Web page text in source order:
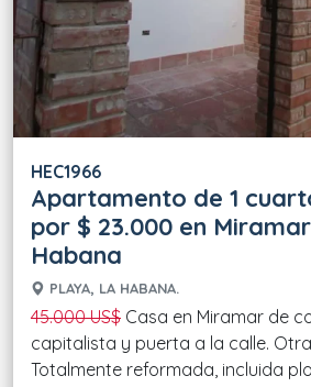
HEC1966
Apartamento de 1
por $ 23.000 en
Habana
PLAYA, LA HABANA.
45.000 US$ Casa en Miramar de
capitalista y puerta a la calle.
Totalmente reformada, incluida